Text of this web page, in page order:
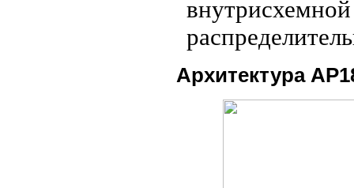
Архитектура